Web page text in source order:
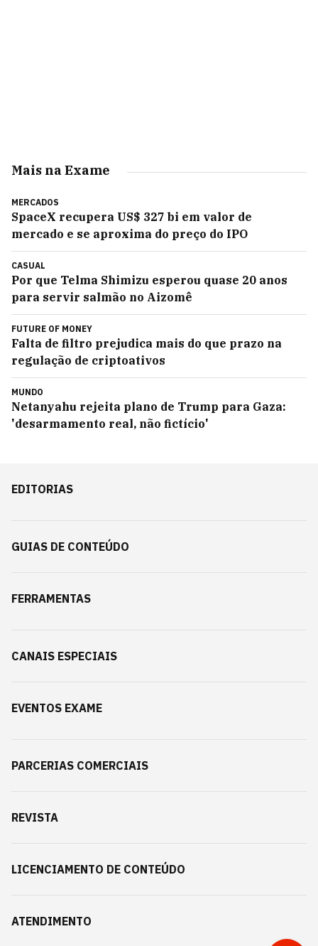
Mais na Exame
MERCADOS
SpaceX recupera US$ 327 bi em valor de
mercado e se aproxima do preço do IPO
CASUAL
Por que Telma Shimizu esperou quase 20 anos
para servir salmão no Aizomê
FUTURE OF MONEY
Falta de filtro prejudica mais do que prazo na
regulação de criptoativos
MUNDO
Netanyahu rejeita plano de Trump para Gaza:
'desarmamento real, não fictício'
EDITORIAS
GUIAS DE CONTEÚDO
FERRAMENTAS
CANAIS ESPECIAIS
EVENTOS EXAME
PARCERIAS COMERCIAIS
REVISTA
LICENCIAMENTO DE CONTEÚDO
ATENDIMENTO